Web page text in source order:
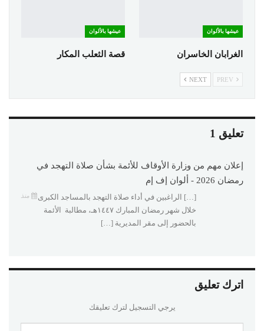
عيشها بالألوان
الغرابان الخاسران
عيشها بالألوان
قصة الثعلب المكار
NEXT
تعليق 1
إعلان مهم من وزارة الأوقاف للأئمة بشأن صلاة التهجد في
رمضان 2026 - ألوان إف إم
منذ
[…] الراغبين في أداء صلاة التهجد بالمساجد الكبرى
خلال شهر رمضان المبارك ١٤٤٧هـ، مطالبة الأئمة
بالحضور إلى مقر المديرية […]
اترك تعليق
يرجي التسجيل لترك تعليقك